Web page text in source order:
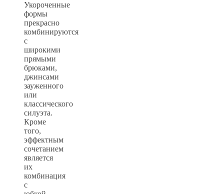
Укороченные
формы
прекрасно
комбинируются
с
широкими
прямыми
брюками,
джинсами
зауженного
или
классического
силуэта.
Кроме
того,
эффектным
сочетанием
является
их
комбинация
с